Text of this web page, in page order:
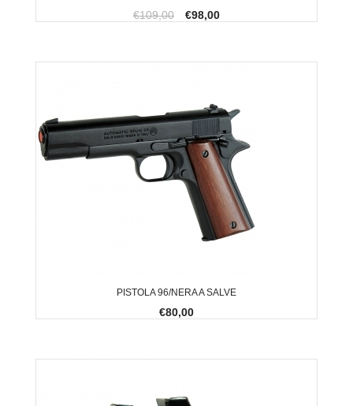
€109,00 €98,00
PISTOLA 96/NERA A SALVE
€80,00